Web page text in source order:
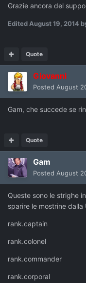
Grazie ancora del
EditedAugust 19, 2014
Quote
Giovanni
Posted August
Gam, che succede se
Quote
Gam
Posted August
Queste sono le strighe
sparire le mostrine
rank.captain
rank.colonel
rank.commander
rank.corporal